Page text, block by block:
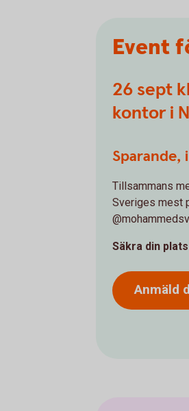
Event
26 sept
kontor i
Sparande,
Tillsammans
Sveriges mest
Säkra din
Anmäld